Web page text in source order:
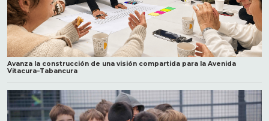
Avanza la construcción de una visión compartida para la Avenida
Vitacura–Tabancura